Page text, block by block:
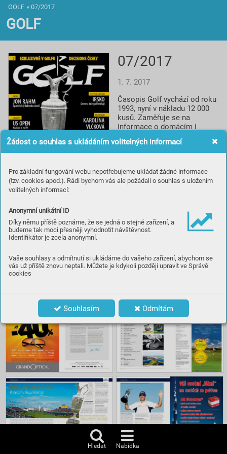
Žádost o souhlas s ukládáním volitelných informací
Pro základní fungování webu nepotřebujeme ukládat žádné informace
(tzv. cookies apod.). Rádi bychom vás ale požádali o souhlas s uložením
volitelných informací:
Anonymní unikátní ID
Díky němu příště poznáme, že se jedná o stejné zařízení, a
budeme tak moci přesněji vyhodnotit návštěvnost.
Identifikátor je zcela anonymní.
Vaše souhlasy a odmítnutí si ukládáme do vašeho zařízení, abychom se
vás už příště znovu neptali. Můžete je kdykoli později upravit ve Správě
cookies
Souhlasím Odmítám
07/2017
1. 7. 2017
Časopis Golf vychází od roku
1993, nyní v nákladu 12 000
kusů. Zaměřuje se na
informace o domácím i
rozhovory a profily, testy
vybavení, informace o
golfem. Spolupracuje s
prestižním britským titulem
asociace.
Obsah
GOLF » 07/2017
GOLF
Hledat Nabídka